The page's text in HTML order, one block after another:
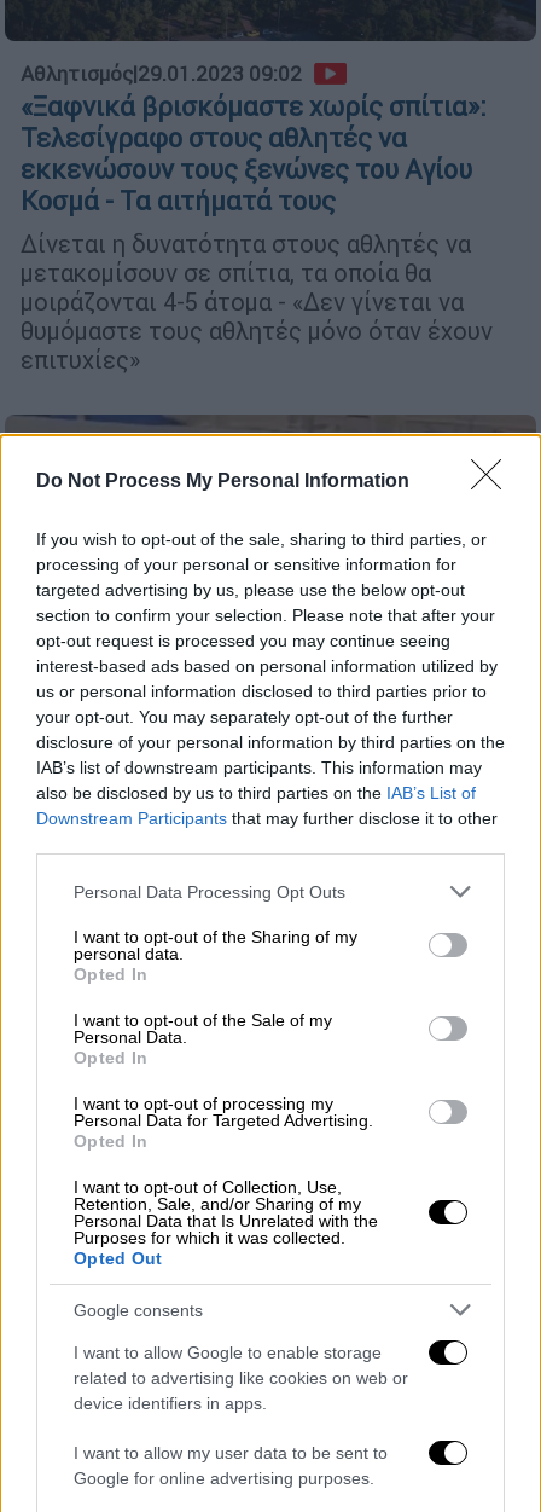
Do Not Process My Personal Information
If you wish to opt-out of the sale, sharing to third parties, or
processing of your personal or sensitive information for
targeted advertising by us, please use the below opt-out
section to confirm your selection. Please note that after your
opt-out request is processed you may continue seeing
interest-based ads based on personal information utilized by
us or personal information disclosed to third parties prior to
your opt-out. You may separately opt-out of the further
disclosure of your personal information by third parties on the
IAB’s list of downstream participants. This information may
also be disclosed by us to third parties on the IAB’s List of
Downstream Participants that may further disclose it to other
Please note that this website/app uses one or more Google
not limited to your visit or usage behaviour. You may click to
grant or deny consent to Google and its third-party tags to
use your data for below specified purposes in below Google
consent section.
Personal Data Processing Opt Outs
I want to opt-out of the Sharing of my
personal data.
Opted In
I want to opt-out of the Sale of my
Personal Data.
Opted In
I want to opt-out of processing my
Personal Data for Targeted Advertising.
Opted In
I want to opt-out of Collection, Use,
Retention, Sale, and/or Sharing of my
Personal Data that Is Unrelated with the
Purposes for which it was collected.
Opted Out
Google consents
I want to allow Google to enable storage
related to advertising like cookies on web or
device identifiers in apps.
I want to allow my user data to be sent to
Google for online advertising purposes.
Αθλητισμός|29.01.2023 09:02
«Ξαφνικά βρισκόμαστε χωρίς σπίτια»:
Τελεσίγραφο στους αθλητές να
εκκενώσουν τους ξενώνες του Αγίου
Κοσμά - Τα αιτήματά τους
Δίνεται η δυνατότητα στους αθλητές να
μετακομίσουν σε σπίτια, τα οποία θα
μοιράζονται 4-5 άτομα - «Δεν γίνεται να
θυμόμαστε τους αθλητές μόνο όταν έχουν
επιτυχίες»
Αθλητισμός 04.04.2021 01:11
Καταγγελία Πετρούνια: Κατέρρευσαν οι
ασύμμετροι ζυγοί την ώρα που έκανε
προπόνηση μικρό κορίτσι στον Αγιο
Οργισμένη αντίδραση από τον χρυσό
Πετρούνια, ο οποίος έβαλε κατά του πρώην
προέδρου της Ομοσπονδίας
Ελλάδα|09.09.2020 17:47
Θρήνος στην ΕΛ.ΑΣ.: Πατέρας μικρού
παιδιού ο 35χρονος – Στη ΜΕΘ 25χρονος
«Έτρεχαν για να βοηθήσουν κόσμο» οι δύο
αστυνομικοί στη λεωφόρο Ποσειδώνος - Ο
35χρονος εξέπνευσε και ο συνάδελφός του
δίνει μάχη να κρατηθεί στη ζωή